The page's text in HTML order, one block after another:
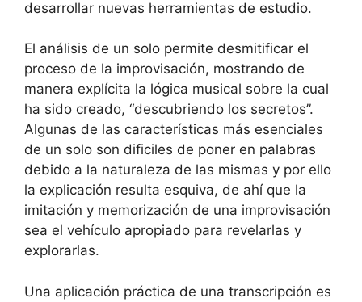
desarrollar nuevas herramientas de estudio.
El análisis de un solo permite desmitificar el
proceso de la improvisación, mostrando de
manera explícita la lógica musical sobre la cual
ha sido creado, “descubriendo los secretos”.
Algunas de las características más esenciales
de un solo son dificiles de poner en palabras
debido a la naturaleza de las mismas y por ello
la explicación resulta esquiva, de ahí que la
imitación y memorización de una improvisación
sea el vehículo apropiado para revelarlas y
explorarlas.
Una aplicación práctica de una transcripción es